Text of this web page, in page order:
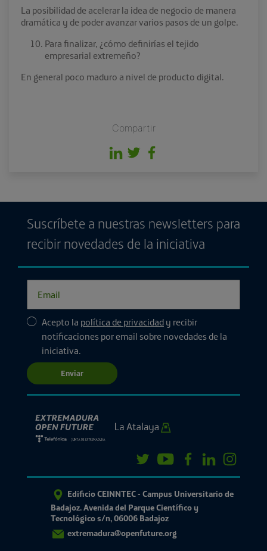
La posibilidad de acelerar la idea de negocio de manera
dramática y de poder avanzar varios pasos de un golpe.
Para finalizar, ¿cómo definirías el tejido
empresarial extremeño?
En general poco maduro a nivel de producto digital.
Compartir
Suscríbete a nuestras newsletters para
recibir novedades de la iniciativa
Acepto la política de privacidad y recibir
notificaciones por email sobre novedades de la
iniciativa.
Enviar
Edificio CEINNTEC - Campus Universitario de
Badajoz. Avenida del Parque Científico y
Tecnológico s/n, 06006 Badajoz
extremadura@openfuture.org